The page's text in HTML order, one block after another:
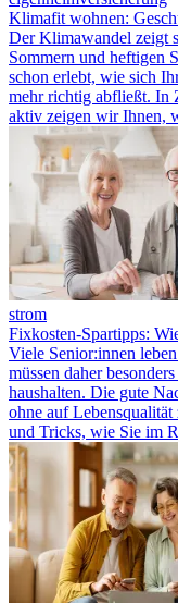
Klimafit wohnen:
Der Klimawandel zeigt
Sommern und heftigen
schon erlebt, wie sich
mehr richtig abfließt. In
aktiv zeigen wir Ihnen,
strom
Fixkosten-Spartipps:
Viele Senior:innen
müssen daher
haushalten. Die gute
ohne auf
und Tricks, wie Sie im